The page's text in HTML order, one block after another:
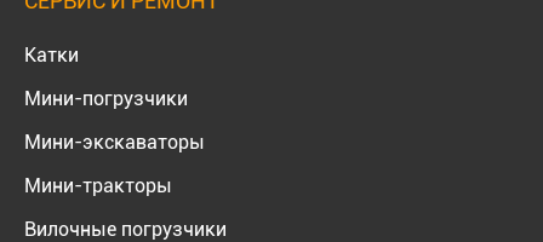
Катки
Мини-погрузчики
Мини-экскаваторы
Мини-тракторы
Вилочные погрузчики